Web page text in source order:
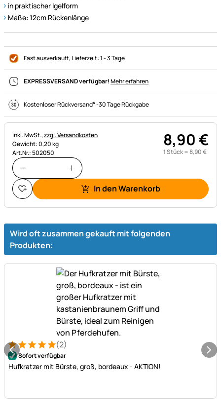
in praktischer Igelform
Maße: 12cm Rückenlänge
Fast ausverkauft, Lieferzeit:1 - 3 Tage
EXPRESSVERSAND verfügbar!Mehr erfahren
Kostenloser Rückversand4-30 Tage Rückgabe
Steuerhinweis:
inkl. MwSt.,zzgl. Versandkosten
Gewicht: 0,20 kg
Art.Nr.: 502050
8,90€
1 Stück =8,90€
In den Warenkorb
Wird oft zusammen gekauft mit folgenden
Produkten:
Bewertung: 5 von 5 (2 Bewertungen)
2 Bewertungen
(2)
Sofort verfügbar
Hufkratzer mit Bürste, groß, bordeaux - AKTION!